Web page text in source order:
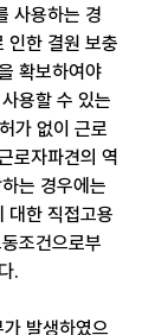
사용하는 경
인한 결원 보충
확보하여야
용할 수 있는
가 없이 근로
로자파견의 역
는 경우에는
대한 직접고용
조건으로부
.
발생하였으